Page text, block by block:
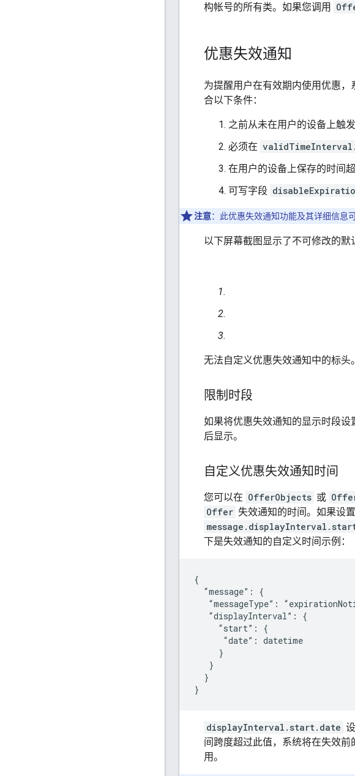
构帐号的所有类。如果您调用
优惠失效通知
为提醒用户在有效期内使用优惠
合以下条件：
之前从未在用户的设备上触发
必须在
在用户的设备上保存的时间超
可写字段
注意：此优惠失效通知功能及其详细信息
以下屏幕截图显示了不可修改的默
无法自定义优惠失效通知中的标头。
限制时段
如果将优惠失效通知的显示时段
后显示。
自定义优惠失效通知时间
您可以在 OfferObjects 或
Offer 失效通知的时间。如果设
下是失效通知的自定义时间示例：
{
  “message”: {
“messageType”:
   “displayInterval”: {
     “start”: {
      “date”: datetime
     }
   }
  }
}
displayInterval.start.date
间跨度超过此值，系统将在失效
用。